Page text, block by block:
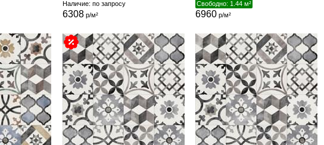
Наличие: по запросу
6308р/м²
Свободно: 1.44 м²
6960 р/м²